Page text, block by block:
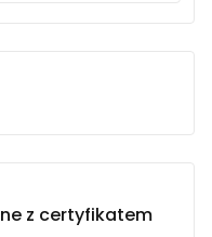
z certyfikatem